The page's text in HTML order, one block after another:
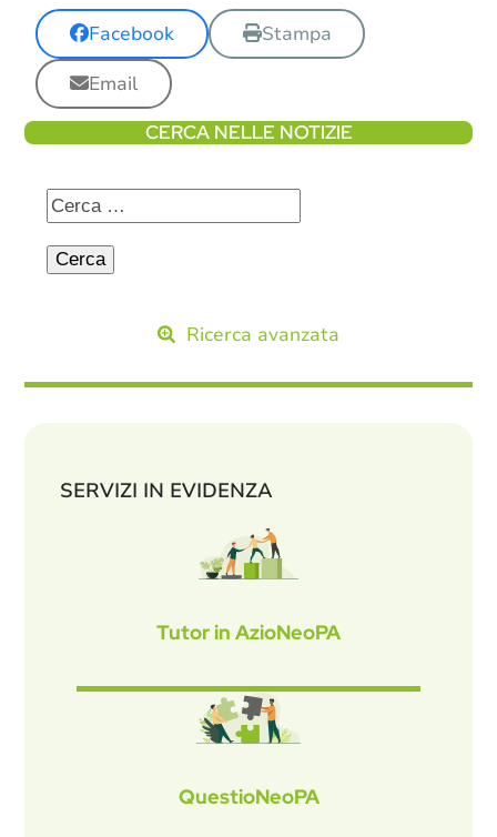
Facebook
Stampa
Email
CERCA NELLE NOTIZIE
Ricerca avanzata
SERVIZI IN EVIDENZA
Tutor in AzioNeoPA
QuestioNeoPA